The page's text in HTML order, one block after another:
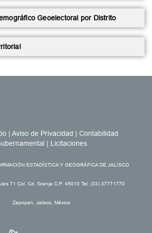
Sistema de Información
Geoelectoral por Distrito
| Aviso de Privacidad | Contabilidad
| Licitaciones
ESTADÍSTICA Y GEOGRÁFICA DE JALISCO
71 Col. Cd. Granja C.P. 45010 Tel. (33) 37771770
Zapopan, Jalisco, México